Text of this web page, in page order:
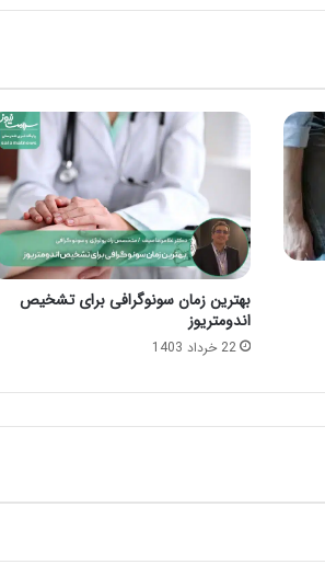
بهترین زمان سونوگرافی برای تشخیص
اندومتریوز
22 خرداد 1403